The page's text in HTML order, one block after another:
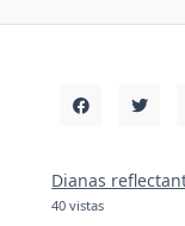
Dianas
40 vistas